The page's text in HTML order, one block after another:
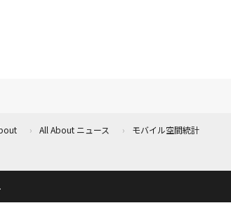
All About ニュース
モバイル空間統計